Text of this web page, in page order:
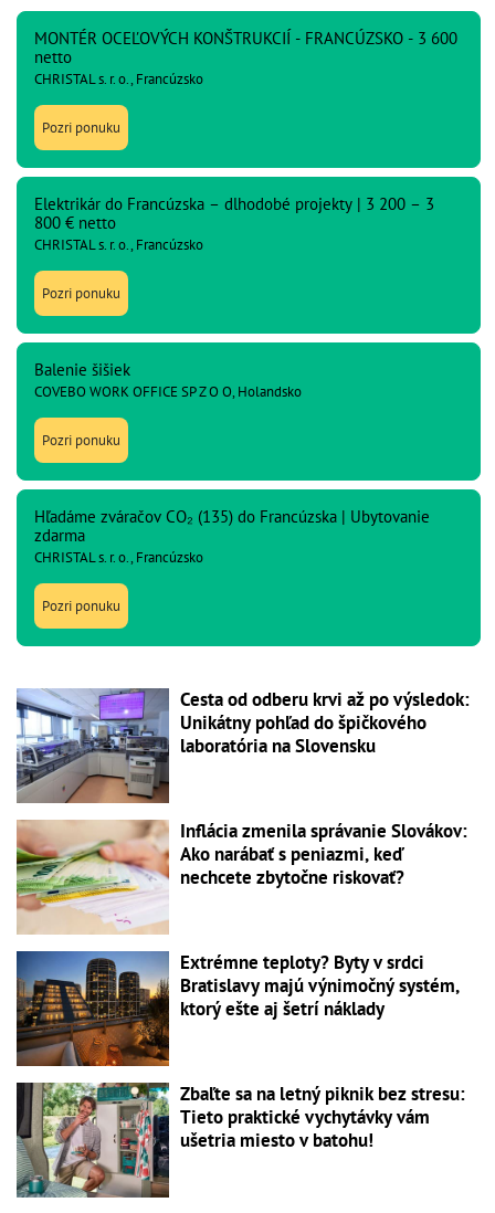
MONTÉR OCEĽOVÝCH KONŠTRUKCIÍ - FRANCÚZSKO - 3 600
netto
CHRISTAL s. r. o., Francúzsko
Pozri ponuku
Elektrikár do Francúzska – dlhodobé projekty | 3 200 – 3
800 € netto
CHRISTAL s. r. o., Francúzsko
Pozri ponuku
Balenie šišiek
COVEBO WORK OFFICE SP Z O O, Holandsko
Pozri ponuku
Hľadáme zváračov CO₂ (135) do Francúzska | Ubytovanie
zdarma
CHRISTAL s. r. o., Francúzsko
Pozri ponuku
Cesta od odberu krvi až po výsledok:
Unikátny pohľad do špičkového
laboratória na Slovensku
Inflácia zmenila správanie Slovákov:
Ako narábať s peniazmi, keď
nechcete zbytočne riskovať?
Extrémne teploty? Byty v srdci
Bratislavy majú výnimočný systém,
ktorý ešte aj šetrí náklady
Zbaľte sa na letný piknik bez stresu:
Tieto praktické vychytávky vám
ušetria miesto v batohu!